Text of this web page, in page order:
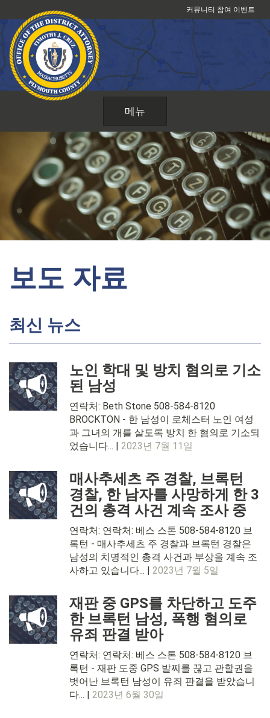
텐
츠
건
뛰
커뮤니티 참여 이벤트
메뉴
보도 자료
최신 뉴스
노인 학대 및 방치 혐의로 기소
된 남성
연락처: Beth Stone 508-584-8120
BROCKTON - 한 남성이 로체스터 노인 여성
과 그녀의 개를 살도록 방치 한 혐의로 기소되
었습니다... | 2023년 7월 11일
매사추세츠 주 경찰, 브록턴
경찰, 한 남자를 사망하게 한 3
건의 총격 사건 계속 조사 중
연락처: 연락처: 베스 스톤 508-584-8120 브
록턴 - 매사추세츠 주 경찰과 브록턴 경찰은
남성의 치명적인 총격 사건과 부상을 계속 조
사하고 있습니다... | 2023년 7월 5일
재판 중 GPS를 차단하고 도주
한 브록턴 남성, 폭행 혐의로
유죄 판결 받아
연락처: 연락처: 베스 스톤 508-584-8120 브
록턴 - 재판 도중 GPS 발찌를 끊고 관할권을
벗어난 브록턴 남성이 유죄 판결을 받았습니
다... | 2023년 6월 30일